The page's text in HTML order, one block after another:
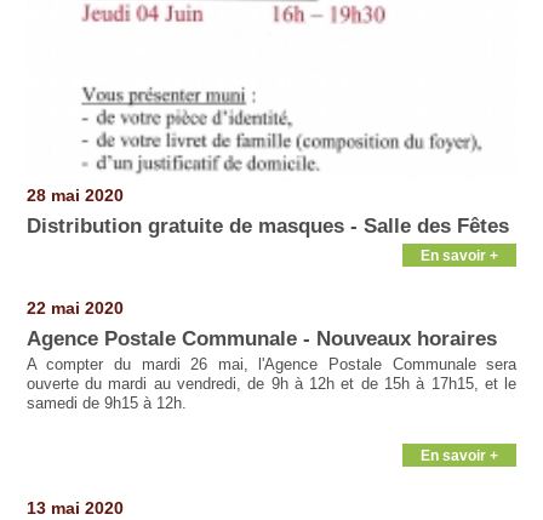
28 mai 2020
Distribution gratuite de masques - Salle des Fêtes
En savoir +
22 mai 2020
Agence Postale Communale - Nouveaux horaires
A compter du mardi 26 mai, l'Agence Postale Communale sera
ouverte du mardi au vendredi, de 9h à 12h et de 15h à 17h15, et le
samedi de 9h15 à 12h.
En savoir +
13 mai 2020